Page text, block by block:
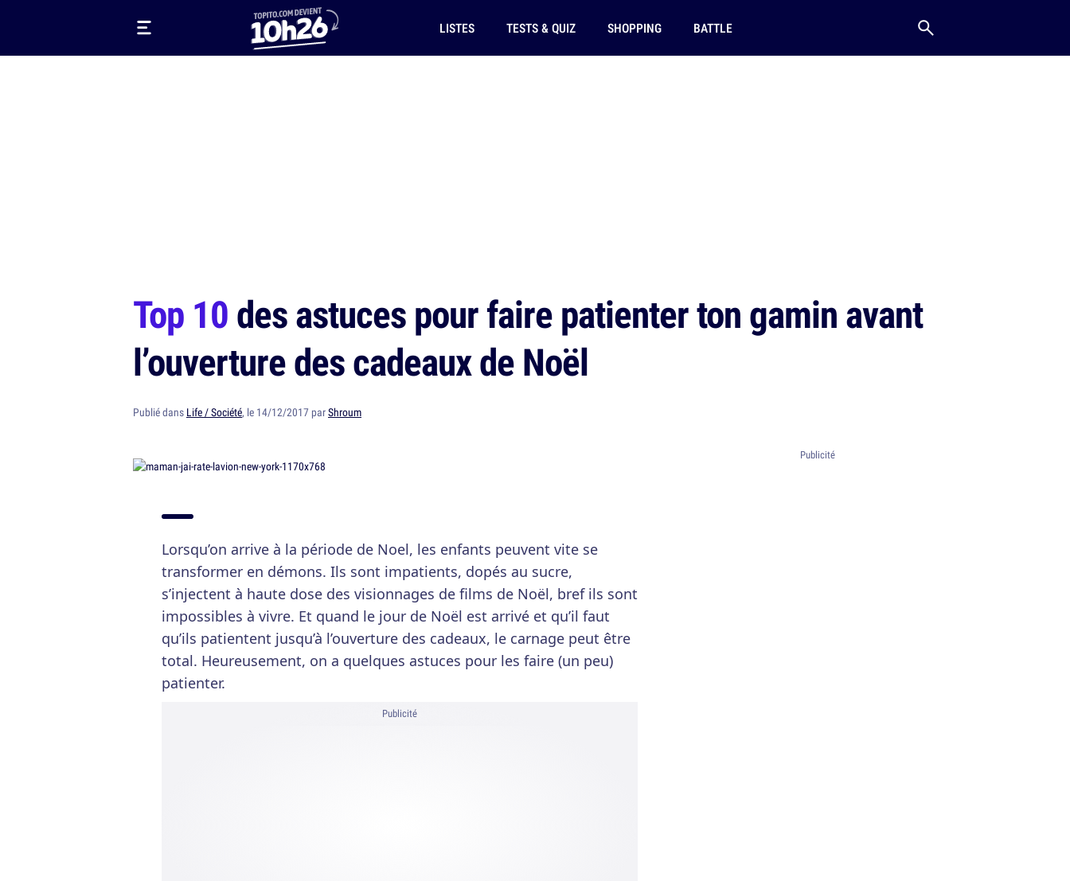
LISTES TESTS & QUIZ SHOPPING BATTLE
Top 10des astuces pour faire patienter ton gamin avant
l’ouverture des cadeaux de Noël
Publié dans Life / Société, le 14/12/2017 parShroum
Lorsqu’on arrive à la période de Noel, les enfants peuvent vite se
transformer en démons. Ils sont impatients, dopés au sucre,
s’injectent à haute dose des visionnages de films de Noël, bref ils sont
impossibles à vivre. Et quand le jour de Noël est arrivé et qu’il faut
qu’ils patientent jusqu’à l’ouverture des cadeaux, le carnage peut être
total. Heureusement, on a quelques astuces pour les faire (un peu)
patienter.
Publicité